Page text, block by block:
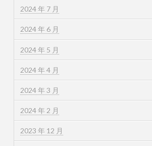
2024 年 7 月
2024 年 6 月
2024 年 5 月
2024 年 4 月
2024 年 3 月
2024 年 2 月
2023 年 12 月